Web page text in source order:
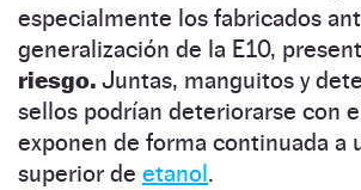
especialmente los fabricados
generalización de la E10,
riesgo. Juntas, manguitos y
sellos podrían deteriorarse con
exponen de forma continuada a
superior de etanol.